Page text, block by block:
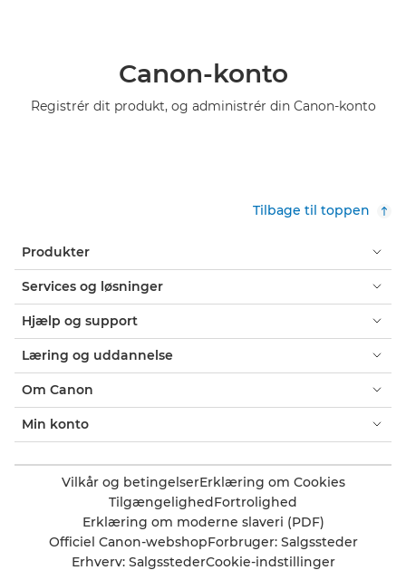
Canon-konto
Registrér dit produkt, og administrér din Canon-konto
Tilbage til toppen
Produkter
Services og løsninger
Hjælp og support
Læring og uddannelse
Om Canon
Min konto
Vilkår og betingelserErklæring om Cookies
TilgængelighedFortrolighed
Erklæring om moderne slaveri (PDF)
Officiel Canon-webshopForbruger: Salgssteder
Erhverv: SalgsstederCookie-indstillinger